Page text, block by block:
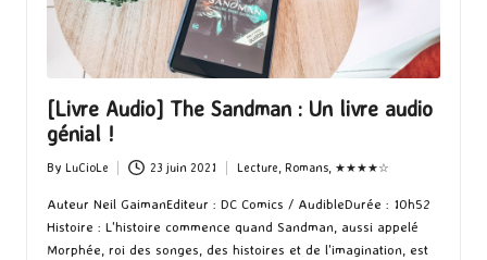
[Livre Audio] The Sandman : Un livre audio
génial !
Posted
by
By LuCioLe 23 juin 2021
in
Lecture, Romans, ★★★★☆
Auteur Neil GaimanEditeur : DC Comics / AudibleDurée : 10h52
Histoire : L'histoire commence quand Sandman, aussi appelé
Morphée, roi des songes, des histoires et de l'imagination, est